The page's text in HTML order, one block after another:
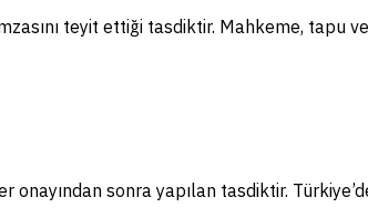
teyit ettiği tasdiktir. Mahkeme, tapu
sonra yapılan tasdiktir.